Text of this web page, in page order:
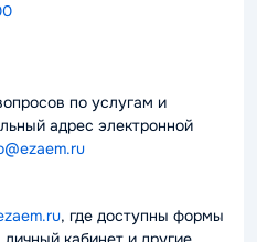
по услугам и
адрес электронной
, где доступны формы